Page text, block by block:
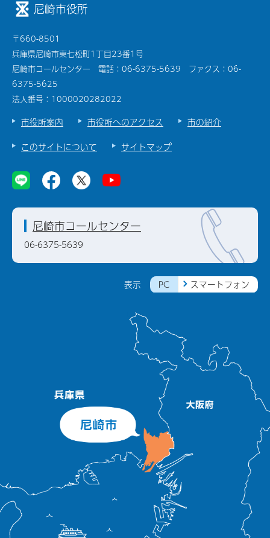
尼崎市役所
〒660-8501
兵庫県尼崎市東七松町1丁目23番1号
尼崎市コールセンター 電話：06-6375-5639 ファクス：06-
6375-5625
法人番号：1000020282022
市役所案内 市役所へのアクセス
市の紹介
このサイトについて
サイトマップ
表示 PC スマートフォン
尼崎市コールセンター
06-6375-5639